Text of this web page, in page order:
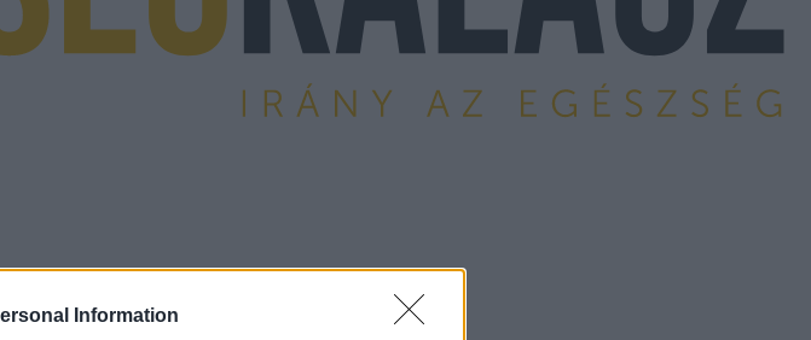
Information